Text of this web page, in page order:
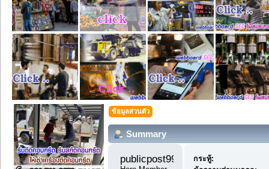
ข้อมูลส่วนตัว
Summary
กระทู้: